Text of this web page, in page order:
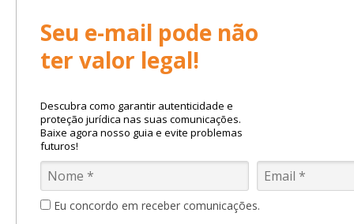
Seu e-mail pode não
ter valor legal!
Descubra como garantir autenticidade e
proteção jurídica nas suas comunicações.
Baixe agora nosso guia e evite problemas
futuros!
Eu concordo em receber comunicações.